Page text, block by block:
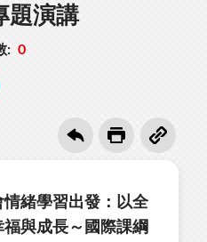
題演講
: 0
情緒學習出發：以全
與成長～國際課綱